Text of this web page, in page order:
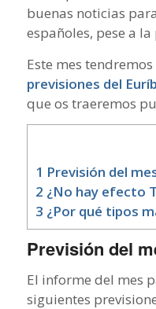
buenas noticias
españoles, pese a
Este mes
previsiones del
que os traeremos
1 Previsión del
2 ¿No hay efecto
3 ¿Por qué tipos
Previsión del
El informe del mes
siguientes